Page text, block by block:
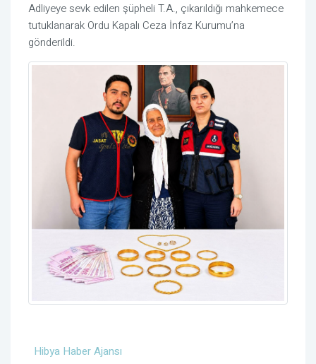
Adliyeye sevk edilen şüpheli T.A., çıkarıldığı mahkemece
tutuklanarak Ordu Kapalı Ceza İnfaz Kurumu’na
gönderildi.
Hibya Haber Ajansı